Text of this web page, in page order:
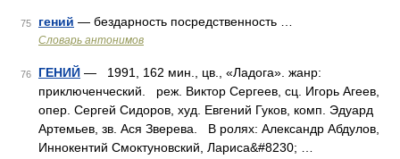
75 гений — бездарность посредственность …
Словарь антонимов
76 ГЕНИЙ — 1991, 162 мин., цв., «Ладога». жанр:
приключенческий. реж. Виктор Сергеев, сц. Игорь Агеев,
опер. Сергей Сидоров, худ. Евгений Гуков, комп. Эдуард
Артемьев, зв. Ася Зверева. В ролях: Александр Абдулов,
Иннокентий Смоктуновский, Лариса&#8230; …